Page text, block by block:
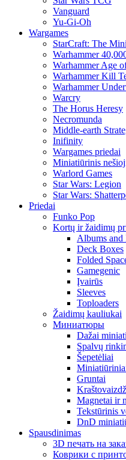
Vanguard
Yu-Gi-Oh
Wargames
StarCraft: The
Warhammer
Warhammer Age
Warhammer Kill
Warhammer
Warcry
The Horus Heresy
Necromunda
Middle-earth
Inifinity
Wargames priedai
Miniatiūrinis
Warlord Games
Star Wars: Legion
Star Wars:
Priedai
Funko Pop
Kortų ir žaidimų
Albums and
Deck Boxes
Folded
Gamegenic
Įvairūs
Sleeves
Toploaders
Žaidimų kauliukai
Миниатюры
Dažai
Spalvų
Šepetėliai
Gruntai
Magnetai ir
Tekstūrinis
DnD
Spausdinimas
3D печать на
Коврики с